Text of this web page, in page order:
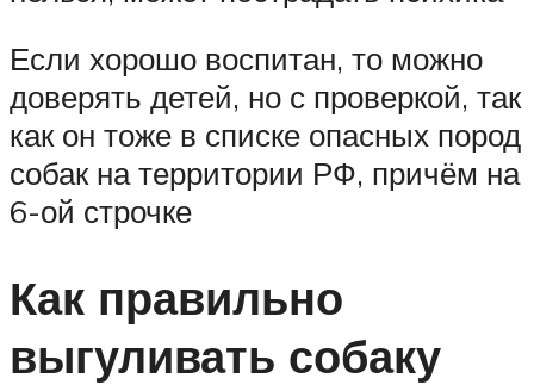
Если хорошо воспитан, то можно
доверять детей, но с проверкой, так
как он тоже в списке опасных пород
собак на территории РФ, причём на
6-ой строчке
Как правильно
выгуливать собаку